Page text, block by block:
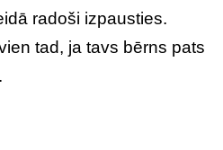
radoši izpausties.
tad, ja tavs bērns pats